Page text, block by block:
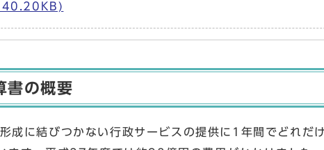
40.20KB)
書の概要
成に結びつかない行政サービスの提供に1年間でどれだ